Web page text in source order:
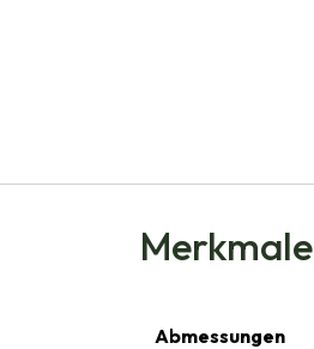
Merkmale
Abmessungen